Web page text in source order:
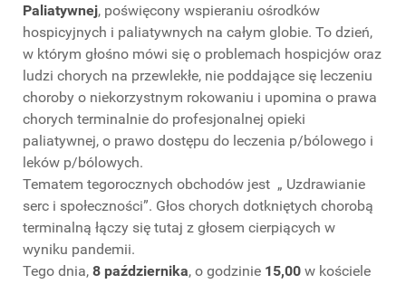
Paliatywnej, poświęcony wspieraniu ośrodków
hospicyjnych i paliatywnych na całym globie. To dzień,
w którym głośno mówi się o problemach hospicjów oraz
ludzi chorych na przewlekłe, nie poddające się leczeniu
choroby o niekorzystnym rokowaniu i upomina o prawa
chorych terminalnie do profesjonalnej opieki
paliatywnej, o prawo dostępu do leczenia p/bólowego i
leków p/bólowych.
Tematem tegorocznych obchodów jest „ Uzdrawianie
serc i społeczności”. Głos chorych dotkniętych chorobą
terminalną łączy się tutaj z głosem cierpiących w
wyniku pandemii.
Tego dnia, 8 października, o godzinie 15,00 w kościele